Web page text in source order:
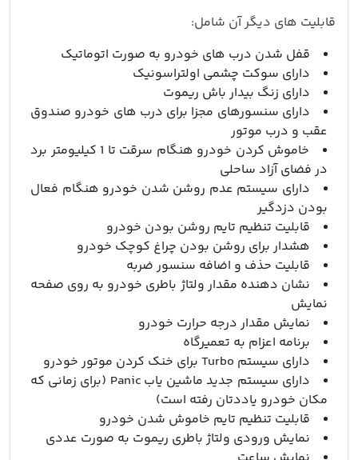
قابلیت های دیگر آن شامل:
قفل شدن درب های خودرو به صورت اتوماتیک
دارای سوکت چشمی اولتراسونیک
دارای زنگ بیدار باش ریموت
دارای سنسورهای مجزا برای درب های خودرو صندوق
عقب و درب موتور
خاموش کردن خودرو هنگام سرقت تا 1 کیلیومتر برد
در فضای آزاد ساحلی
دارای سیستم عدم روشن شدن خودرو هنگام فعال
بودن دزدگیر
قابلیت تنظیم تایم روشن بودن خودرو
هشدار برای روشن بودن چراغ کوچک خودرو
قابلیت حذف و اضافه سنسور ضربه
نشان دهنده مقدار ولتاژ باطری خودرو به روی صفحه
نمایش
نمایش مقدار درجه حرارت خودرو
برنامه اعزام به تعمیرگاه
دارای سیستم Turbo برای خنک کردن موتور خودرو
دارای سیستم جدید ماشین یاب Panic (برای زمانی که
مکان خودرو یاددتان رفته است)
قابلیت تنظیم تایم خاموش شدن خودرو
نمایش ورودی ولتاژ باطری ریموت به صورت عددی